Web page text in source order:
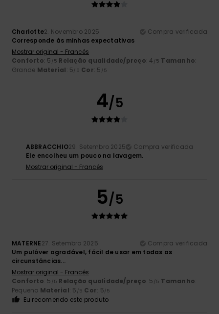
Charlotte2. Novembro 2025
Compra verificada
Corresponde às minhas expectativas
Mostrar original - Francês
Conforto: 5 /5 Relação qualidade/preço: 4 /5 Tamanho:
Grande Material: 5/5 Cor: 5 /5
4/5
ABBRACCHIO29. Setembro 2025
Compra verificada
Ele encolheu um pouco na lavagem.
Mostrar original - Francês
5/5
MATERNE27. Setembro 2025
Compra verificada
Um pulôver agradável, fácil de usar em todas as
circunstâncias...
Mostrar original - Francês
Conforto: 5 /5 Relação qualidade/preço: 5 /5 Tamanho:
Pequeno Material: 5 /5 Cor: 5/5
Eu recomendo este produto